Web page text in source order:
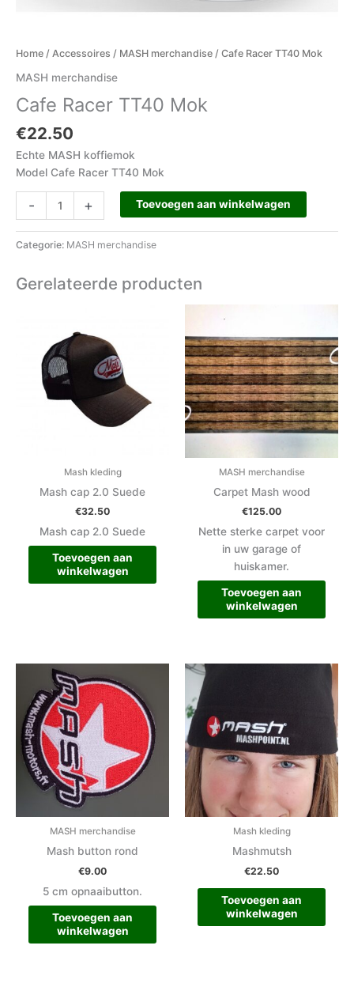
Home / Accessoires / MASH merchandise / Cafe Racer TT40 Mok
MASH merchandise
Cafe Racer TT40 Mok
€22.50
Echte MASH koffiemok
Model Cafe Racer TT40 Mok
- + Toevoegen aan winkelwagen
Categorie: MASH merchandise
Gerelateerde producten
Mash kleding
Mash cap 2.0 Suede
€32.50
Mash cap 2.0 Suede
Toevoegen aan
winkelwagen
MASH merchandise
Carpet Mash wood
€125.00
Nette sterke carpet voor
in uw garage of
huiskamer.
Toevoegen aan
winkelwagen
MASH merchandise
Mash button rond
€9.00
5 cm opnaaibutton.
Toevoegen aan
winkelwagen
Mash kleding
Mashmutsh
€22.50
Toevoegen aan
winkelwagen